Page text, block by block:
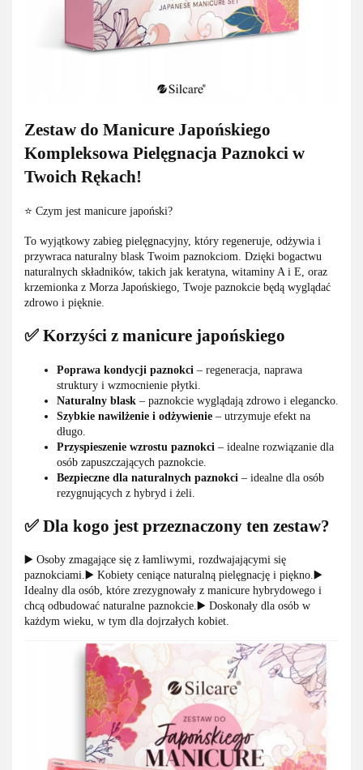
Zestaw do Manicure Japońskiego
Kompleksowa Pielęgnacja Paznokci w
Twoich Rękach!
⭐ Czym jest manicure japoński?
To wyjątkowy zabieg pielęgnacyjny, który regeneruje, odżywia i
przywraca naturalny blask Twoim paznokciom. Dzięki bogactwu
naturalnych składników, takich jak keratyna, witaminy A i E, oraz
krzemionka z Morza Japońskiego, Twoje paznokcie będą wyglądać
zdrowo i pięknie.
✅ Korzyści z manicure japońskiego
Poprawa kondycji paznokci – regeneracja, naprawa
struktury i wzmocnienie płytki.
Naturalny blask – paznokcie wyglądają zdrowo i elegancko.
Szybkie nawilżenie i odżywienie – utrzymuje efekt na
długo.
Przyspieszenie wzrostu paznokci – idealne rozwiązanie dla
osób zapuszczających paznokcie.
Bezpieczne dla naturalnych paznokci – idealne dla osób
rezygnujących z hybryd i żeli.
✅ Dla kogo jest przeznaczony ten zestaw?
▶️ Osoby zmagające się z łamliwymi, rozdwajającymi się
paznokciami.▶️ Kobiety ceniące naturalną pielęgnację i piękno.▶️
Idealny dla osób, które zrezygnowały z manicure hybrydowego i
chcą odbudować naturalne paznokcie.▶️ Doskonały dla osób w
każdym wieku, w tym dla dojrzałych kobiet.